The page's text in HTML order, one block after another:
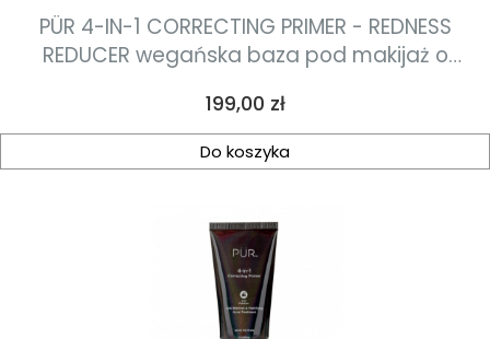
PÜR 4-IN-1 CORRECTING PRIMER - REDNESS
REDUCER wegańska baza pod makijaż o
zaczerwienienia 30ml
Cena
199,00 zł
Do koszyka